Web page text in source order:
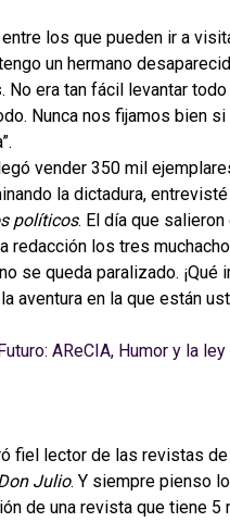
los que pueden ir a
un hermano
era tan fácil levantar
Nunca nos fijamos bien
vender 350 mil
la dictadura,
políticos. El día que
redacción los tres
se queda paralizado.
aventura en la que están
fiel lector de las revistas de
Julio. Y siempre pienso
de una revista que tiene